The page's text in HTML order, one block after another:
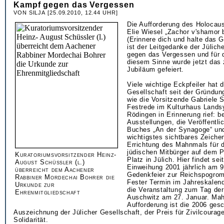
Kampf gegen das Vergessen
VON SILJA [25.09.2010, 12.44 UHR]
Kuratoriumsvorsitzender Heinz-
August Schüssler (l.)
überreicht dem Aachener
Rabbiner Mordechai Bohrer die
Urkunde zur
Ehrenmitgliedschaft
Die Aufforderung des
Elie Wiesel „Zachor v'shamor
(Erinnere dich und halte das
ist der Leitgedanke der
gegen das Vergessen und für
diesem Sinne wurde jetzt das
Jubiläum gefeiert.
Viele wichtige Eckpfeiler hat
Gesellschaft seit der
wie die Vorsitzende Gabriele
Festrede im Kulturhaus
Rödingen in Erinnerung rief:
Ausstellungen, die
Buches „An der Synagoge“
wichtigstes sichtbares
Errichtung des Mahnmals für
jüdischen Mitbürger auf dem
Platz in Jülich. Hier findet
Einweihung 2001 jährlich am
Gedenkfeier zur
Fester Termin im
die Veranstaltung zum Tag
Auschwitz am 27. Januar.
Aufforderung ist die 2006
Auszeichnung der Jülicher Gesellschaft, der Preis für
Solidarität.